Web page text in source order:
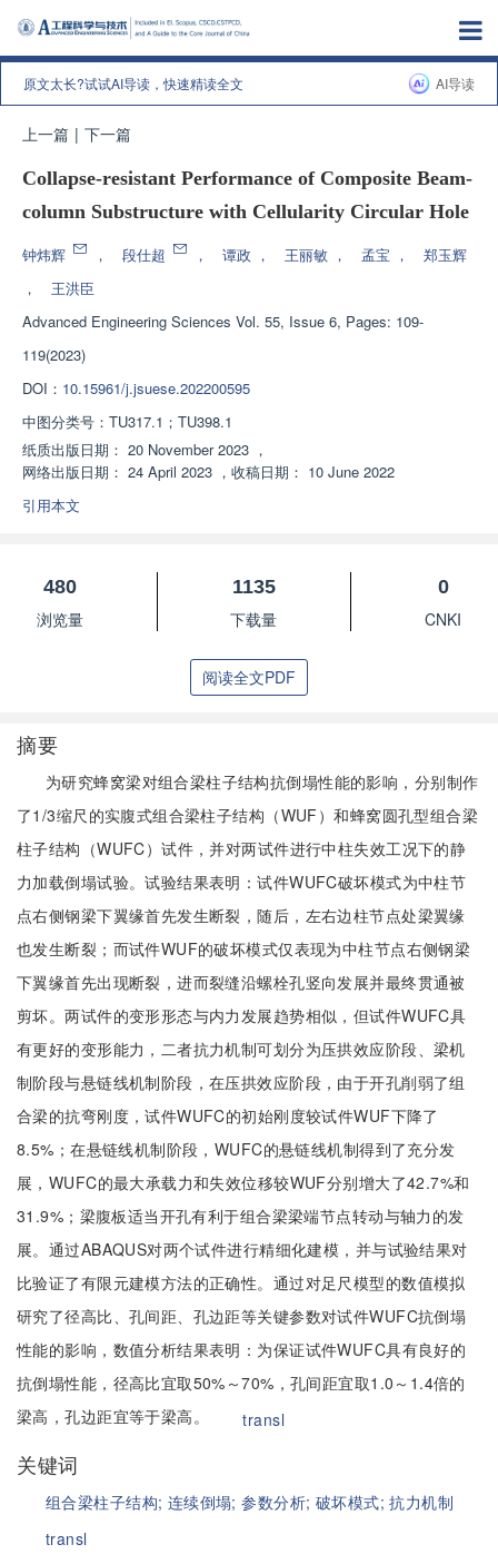
原文太长?试试AI导读，快速精读全文 AI导读
上一篇 | 下一篇
Collapse-resistant Performance of Composite Beam-
column Substructure with Cellularity Circular Hole
钟炜辉 ， 段仕超 ， 谭政 ， 王丽敏 ， 孟宝 ，
郑玉辉
，
王洪臣
Advanced Engineering Sciences Vol. 55, Issue 6, Pages: 109-
119(2023)
DOI： 10.15961/j.jsuese.202200595
中图分类号： TU317.1；TU398.1
纸质出版日期： 20 November 2023 ，
网络出版日期： 24 April 2023 ， 收稿日期： 10 June 2022
引用本文
480
浏览量
1135
下载量
0
CNKI
阅读全文PDF
摘要
为研究蜂窝梁对组合梁柱子结构抗倒塌性能的影响，分别制作
了1/3缩尺的实腹式组合梁柱子结构（WUF）和蜂窝圆孔型组合梁
柱子结构（WUFC）试件，并对两试件进行中柱失效工况下的静
力加载倒塌试验。试验结果表明：试件WUFC破坏模式为中柱节
点右侧钢梁下翼缘首先发生断裂，随后，左右边柱节点处梁翼缘
也发生断裂；而试件WUF的破坏模式仅表现为中柱节点右侧钢梁
下翼缘首先出现断裂，进而裂缝沿螺栓孔竖向发展并最终贯通被
剪坏。两试件的变形形态与内力发展趋势相似，但试件WUFC具
有更好的变形能力，二者抗力机制可划分为压拱效应阶段、梁机
制阶段与悬链线机制阶段，在压拱效应阶段，由于开孔削弱了组
合梁的抗弯刚度，试件WUFC的初始刚度较试件WUF下降了
8.5%；在悬链线机制阶段，WUFC的悬链线机制得到了充分发
展，WUFC的最大承载力和失效位移较WUF分别增大了42.7%和
31.9%；梁腹板适当开孔有利于组合梁梁端节点转动与轴力的发
展。通过ABAQUS对两个试件进行精细化建模，并与试验结果对
比验证了有限元建模方法的正确性。通过对足尺模型的数值模拟
研究了径高比、孔间距、孔边距等关键参数对试件WUFC抗倒塌
性能的影响，数值分析结果表明：为保证试件WUFC具有良好的
抗倒塌性能，径高比宜取50%～70%，孔间距宜取1.0～1.4倍的
梁高，孔边距宜等于梁高。
transl
关键词
组合梁柱子结构; 连续倒塌;参数分析; 破坏模式;抗力机制
transl